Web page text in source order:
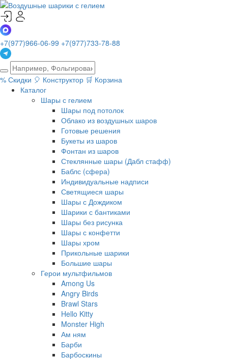
+7(977)966-06-99 +7(977)733-78-88
% Скидки 🎈 Конструктор 🛒 Корзина
Каталог
Шары с гелием
Шары под потолок
Облако из воздушных шаров
Готовые решения
Букеты из шаров
Фонтан из шаров
Стеклянные шары (Дабл стафф)
Баблс (сфера)
Индивидуальные надписи
Светящиеся шары
Шары с Дождиком
Шарики с бантиками
Шары без рисунка
Шары с конфетти
Шары хром
Прикольные шарики
Большие шары
Герои мультфильмов
Among Us
Angry Birds
Brawl Stars
Hello Kitty
Monster High
Ам ням
Барби
Барбоскины